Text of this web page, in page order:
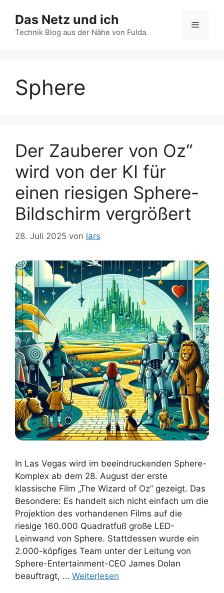
Inhalt
springen
Das Netz und ich
Technik Blog aus der Nähe von Fulda.
Menü
Sphere
Der Zauberer von Oz“
wird von der KI für
einen riesigen Sphere-
Bildschirm vergrößert
28. Juli 2025 von lars
In Las Vegas wird im beeindruckenden Sphere-
Komplex ab dem 28. August der erste
klassische Film „The Wizard of Oz“ gezeigt. Das
Besondere: Es handelt sich nicht einfach um die
Projektion des vorhandenen Films auf die
riesige 160.000 Quadratfuß große LED-
Leinwand von Sphere. Stattdessen wurde ein
2.000-köpfiges Team unter der Leitung von
Sphere-Entertainment-CEO James Dolan
beauftragt, … Weiterlesen